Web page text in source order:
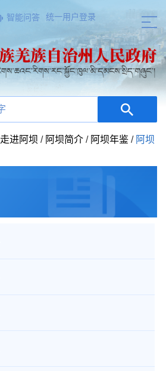
智能问答 统一用户登录
走进阿坝 / 阿坝简介 / 阿坝年鉴 / 阿坝